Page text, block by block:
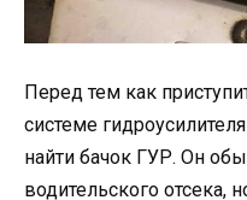
Перед тем как
системе
найти бачок ГУР. Он
водительского отсека,